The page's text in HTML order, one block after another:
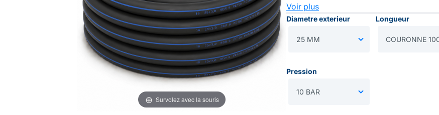
Survolez avec la souris
Voir plus
Diametre exterieur Longueur
Pression